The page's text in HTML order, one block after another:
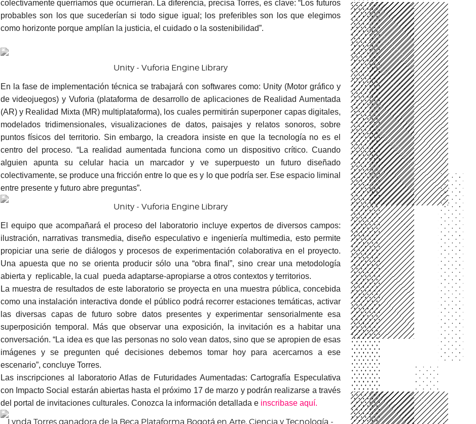
colectivamente querríamos que ocurrieran. La diferencia, precisa Torres, es clave: “Los futuros
probables son los que sucederían si todo sigue igual; los preferibles son los que elegimos
como horizonte porque amplían la justicia, el cuidado o la sostenibilidad”.
Unity - Vuforia Engine Library
En la fase de implementación técnica se trabajará con softwares como: Unity (Motor gráfico y
de videojuegos) y Vuforia (plataforma de desarrollo de aplicaciones de Realidad Aumentada
(AR) y Realidad Mixta (MR) multiplataforma), los cuales permitirán superponer capas digitales,
modelados tridimensionales, visualizaciones de datos, paisajes y relatos sonoros, sobre
puntos físicos del territorio. Sin embargo, la creadora insiste en que la tecnología no es el
centro del proceso. “La realidad aumentada funciona como un dispositivo crítico. Cuando
alguien apunta su celular hacia un marcador y ve superpuesto un futuro diseñado
colectivamente, se produce una fricción entre lo que es y lo que podría ser. Ese espacio liminal
entre presente y futuro abre preguntas”.
Unity - Vuforia Engine Library
El equipo que acompañará el proceso del laboratorio incluye expertos de diversos campos:
ilustración, narrativas transmedia, diseño especulativo e ingeniería multimedia, esto permite
propiciar una serie de diálogos y procesos de experimentación colaborativa en el proyecto.
Una apuesta que no se orienta producir sólo una “obra final”, sino crear una metodología
abierta y replicable, la cual pueda adaptarse-apropiarse a otros contextos y territorios.
La muestra de resultados de este laboratorio se proyecta en una muestra pública, concebida
como una instalación interactiva donde el público podrá recorrer estaciones temáticas, activar
las diversas capas de futuro sobre datos presentes y experimentar sensorialmente esa
superposición temporal. Más que observar una exposición, la invitación es a habitar una
conversación. “La idea es que las personas no solo vean datos, sino que se apropien de esas
imágenes y se pregunten qué decisiones debemos tomar hoy para acercarnos a ese
escenario”, concluye Torres.
Las inscripciones al laboratorio Atlas de Futuridades Aumentadas: Cartografía Especulativa
con Impacto Social estarán abiertas hasta el próximo 17 de marzo y podrán realizarse a través
del portal de invitaciones culturales. Conozca la información detallada einscribase aquí.
Lynda Torres ganadora de la Beca Plataforma Bogotá en Arte, Ciencia y Tecnología -